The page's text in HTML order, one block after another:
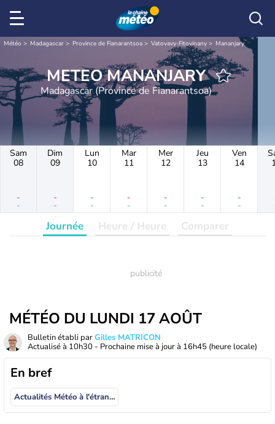
Météo Madagascar Province de Fianarantsoa Vatovavy-Fitovinany Mananjary
METEO MANANJARY
Madagascar (Province de Fianarantsoa)
Sam
08
-
-
Dim
09
-
-
Lun
10
-
-
Mar
11
-
-
Mer
12
-
-
Jeu
13
-
-
Ven
14
-
-
Journée Heure / Heure Comparer
MÉTÉO DU LUNDI 17 AOÛT
Bulletin établi parGilles MATRICON
Actualisé à 10h30 - Prochaine mise à jour à 16h45 (heure locale)
En bref
Actualités Météo à l'étranger